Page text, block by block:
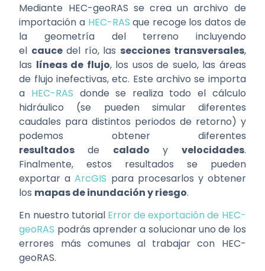
Mediante HEC-geoRAS se crea un archivo de
importación a HEC-RAS que recoge los datos de
la geometría del terreno incluyendo
el cauce del río, las secciones transversales,
las líneas de flujo, los usos de suelo, las áreas
de flujo inefectivas, etc. Este archivo se importa
a HEC-RAS donde se realiza todo el cálculo
hidráulico (se pueden simular diferentes
caudales para distintos periodos de retorno) y
podemos obtener diferentes
resultados de calado y velocidades.
Finalmente, estos resultados se pueden
exportar aArcGIS para procesarlos y obtener
los mapas de inundación y riesgo.
En nuestro tutorial Error de exportación de HEC-
geoRAS podrás aprender a solucionar uno de los
errores más comunes al trabajar con HEC-
geoRAS.